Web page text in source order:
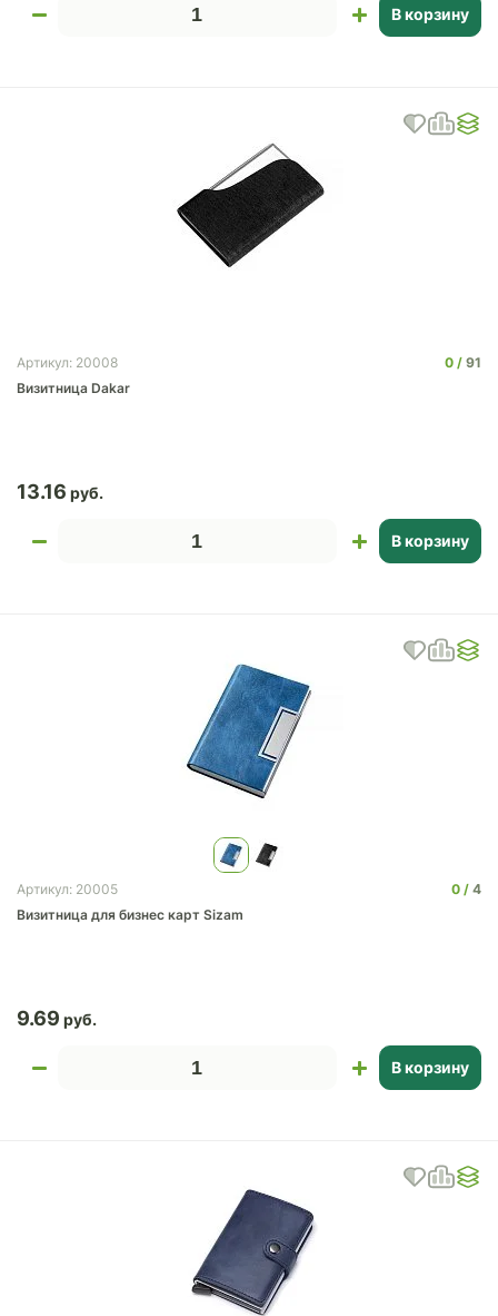
В корзину
Артикул: 20008 0
91
Визитница Dakar
13.16
В корзину
Артикул: 20005 0
4
Визитница для бизнес карт Sizam
9.69
В корзину